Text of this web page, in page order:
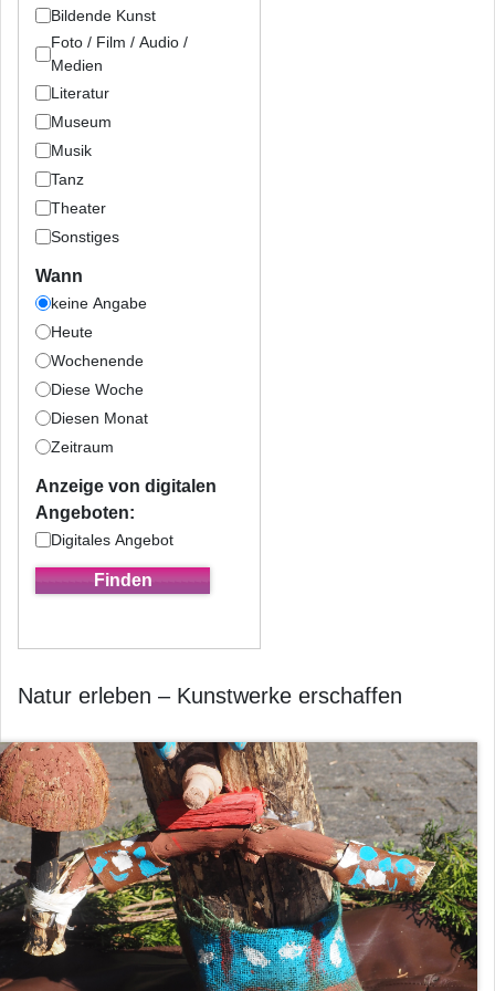
Bildende Kunst
Foto / Film / Audio /
Medien
Literatur
Museum
Musik
Tanz
Theater
Sonstiges
Wann
keine Angabe
Heute
Wochenende
Diese Woche
Diesen Monat
Zeitraum
Anzeige von digitalen
Angeboten:
Digitales Angebot
Natur erleben – Kunstwerke erschaffen